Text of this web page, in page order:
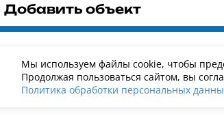
Добавить объект
Российский союз туриндустрии
Мы используем файлы cookie, чтобы
Продолжая пользоваться сайтом, вы
Политика обработки персональных